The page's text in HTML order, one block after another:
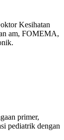
Kesihatan
am, FOMEMA,
primer,
pediatrik dengan